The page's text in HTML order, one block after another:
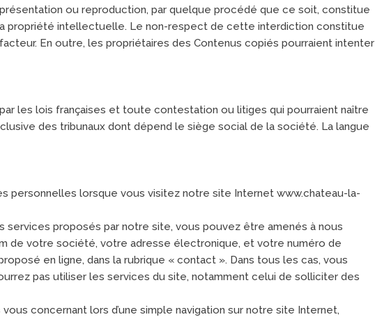
ou reproduction, par quelque procédé que ce soit, constitue
propriété intellectuelle. Le non-respect de cette interdiction constitue
En outre, les propriétaires des Contenus copiés pourraient intenter
les lois françaises et toute contestation ou litiges qui pourraient naître
des tribunaux dont dépend le siège social de la société. La langue
personnelles lorsque vous visitez notre site Internet www.chateau-la-
services proposés par notre site, vous pouvez être amenés à nous
de votre société, votre adresse électronique, et votre numéro de
en ligne, dans la rubrique « contact ». Dans tous les cas, vous
pas utiliser les services du site, notamment celui de solliciter des
concernant lors d’une simple navigation sur notre site Internet,